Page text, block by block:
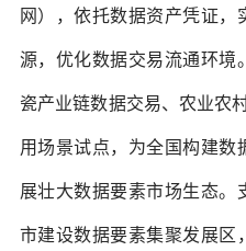
网），依托数据资产凭证
源，优化数据交易流通环境
瓷产业链数据交易、农业农
用场景试点，为全国构建
展壮大数据要素市场生态
市建设数据要素集聚发展区